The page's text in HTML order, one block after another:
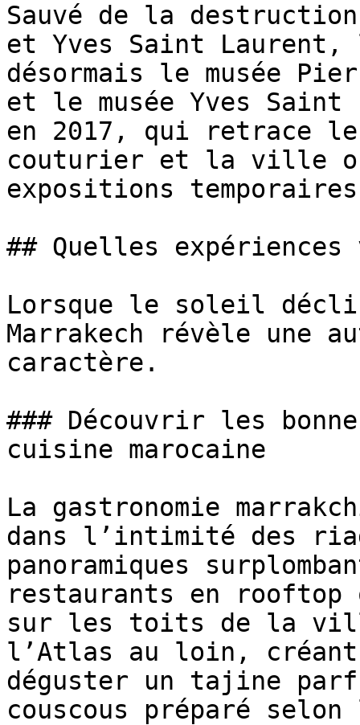
Sauvé de la
et Yves Saint
désormais le musée
et le musée Yves Saint
en 2017, qui retrace
couturier et la ville
expositions
## Quelles
Lorsque le soleil
Marrakech révèle une
caractère.
### Découvrir les
cuisine marocaine
La gastronomie
dans l’intimité des
panoramiques
restaurants en rooftop
sur les toits de la
l’Atlas au loin,
déguster un tajine
couscous préparé